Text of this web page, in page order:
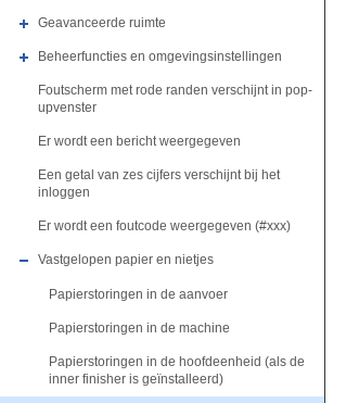
Geavanceerde ruimte
Beheerfuncties en omgevingsinstellingen
Foutscherm met rode randen verschijnt in pop-
upvenster
Er wordt een bericht weergegeven
Een getal van zes cijfers verschijnt bij het
inloggen
Er wordt een foutcode weergegeven (#xxx)
Vastgelopen papier en nietjes
Papierstoringen in de aanvoer
Papierstoringen in de machine
Papierstoringen in de hoofdeenheid (als de
inner finisher is geïnstalleerd)